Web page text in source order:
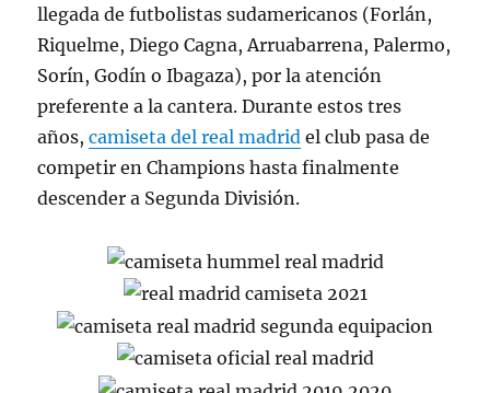
llegada de futbolistas sudamericanos (Forlán,
Riquelme, Diego Cagna, Arruabarrena, Palermo,
Sorín, Godín o Ibagaza), por la atención
preferente a la cantera. Durante estos tres
años,camiseta del real madrid el club pasa de
competir en Champions hasta finalmente
descender a Segunda División.